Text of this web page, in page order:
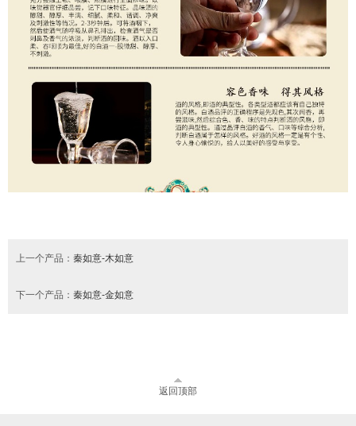
上一个产品： 秦如意-木如意
下一个产品： 秦如意-金如意
返回顶部